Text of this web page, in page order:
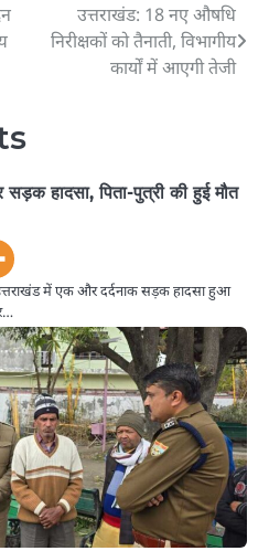
उत्तराखंड: 18 नए औषधि
निरीक्षकों को तैनाती, विभागीय
कार्यों में आएगी तेजी
हादसा, पिता-पुत्री की हुई मौत
में एक और दर्दनाक सड़क हादसा हुआ